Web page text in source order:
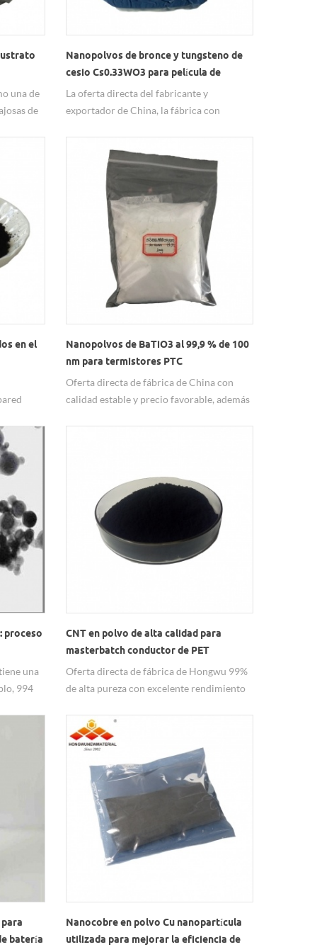
una de
de
Las
Nanopolvos de bronce y tungsteno de
cesio Cs0.33WO3 para película de
abrazadera de aislamiento de PVB
La oferta directa del fabricante y
exportador de China, la fábrica con
tanto pedidos de muestra como pedidos
por lotes están disponibles. CS0.33WO3
100-200 nm, 99,9%
en el
grupos
y
Nanopolvos de BaTiO3 al 99,9 % de 100
nm para termistores PTC
Oferta directa de fábrica de China con
calidad estable y precio favorable, además
proceso
una
994
g) para
de litio
CNT en polvo de alta calidad para
masterbatch conductor de PET
Oferta directa de fábrica de Hongwu 99%
de alta pureza con excelente rendimiento
precio de fábrica. Los polvos CNT se
pueden aplicar para masterbatch
conductor de PET, etc.
batería
Nanocobre en polvo Cu nanopartícula
utilizada para mejorar la eficiencia de